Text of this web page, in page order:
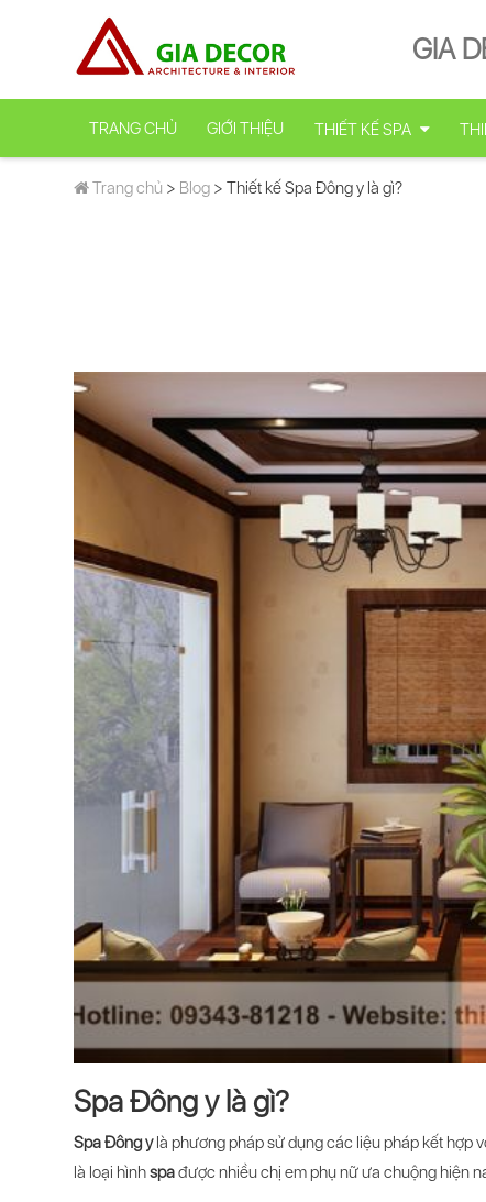
GIA
TRANG CHỦ GIỚI THIỆU THIẾT KẾ SPA
Trang chủ > Blog > Thiết kế Spa Đông y là gì?
Spa Đông y là gì?
Spa Đông ylà phương pháp sử dụng các liệu pháp kết hợp
là loại hìnhspađược nhiều chị em phụ nữ ưa chuộng hiện